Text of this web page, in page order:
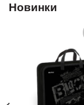
Новинки
в